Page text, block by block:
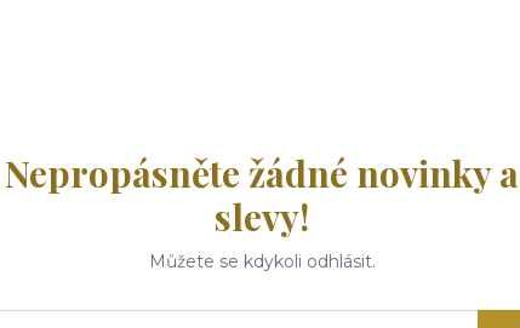
Nepropásněte žádné novinky a
slevy!
Můžete se kdykoli odhlásit.